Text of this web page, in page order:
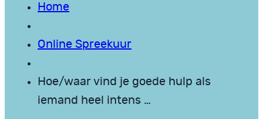
Home
Online Spreekuur
Hoe/waar vind je goede hulp als
iemand heel intens …